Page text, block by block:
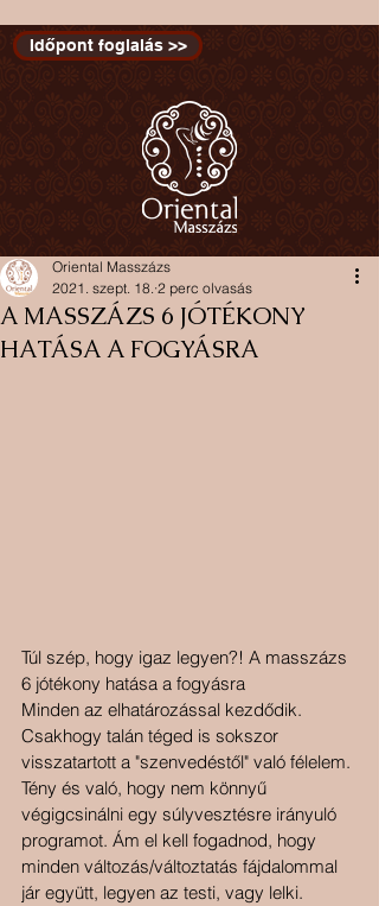
Időpont foglalás >>
A MASSZÁZS 6 JÓTÉKONY
HATÁSA A FOGYÁSRA
Oriental Masszázs
2021. szept. 18. 2 perc olvasás
Túl szép, hogy igaz legyen?! A masszázs
6 jótékony hatása a fogyásra
Minden az elhatározással kezdődik.
Csakhogy talán téged is sokszor
visszatartott a "szenvedéstől" való félelem.
Tény és való, hogy nem könnyű
végigcsinálni egy súlyvesztésre irányuló
programot. Ám el kell fogadnod, hogy
minden változás/változtatás fájdalommal
jár együtt, legyen az testi, vagy lelki.